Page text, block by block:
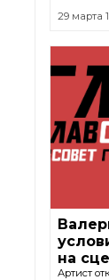
29 марта
на
Артист